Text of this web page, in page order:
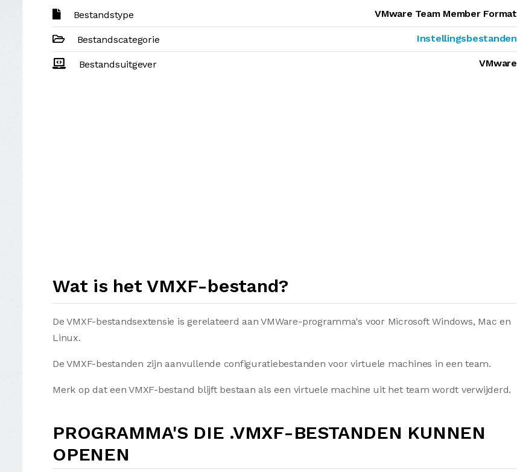
Bestandstype VMware Team Member Format
Bestandscategorie Instellingsbestanden
Bestandsuitgever VMware
Wat is het VMXF-bestand?
De VMXF-bestandsextensie is gerelateerd aan VMWare-programma's voor Microsoft Windows, Mac en
Linux.
De VMXF-bestanden zijn aanvullende configuratiebestanden voor virtuele machines in een team.
Merk op dat een VMXF-bestand blijft bestaan als een virtuele machine uit het team wordt verwijderd.
PROGRAMMA'S DIE .VMXF-BESTANDEN KUNNEN
OPENEN